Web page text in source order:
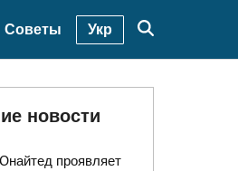
Советы Укр
новости
проявляет